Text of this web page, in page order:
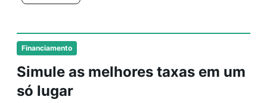
Financiamento
Simule as melhores taxas em um
só lugar